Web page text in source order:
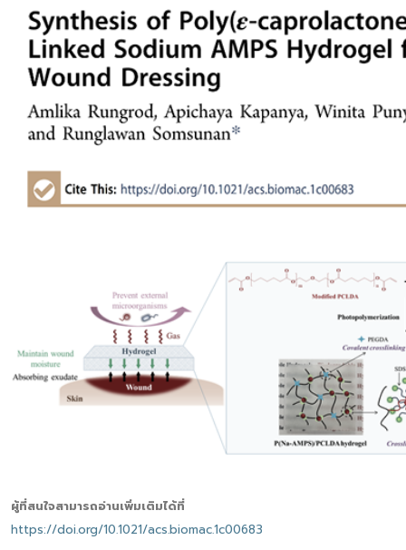
ผู้ที่สนใจสามารถอ่านเพิ่มเติมได้ที่
https://doi.org/10.1021/acs.biomac.1c00683